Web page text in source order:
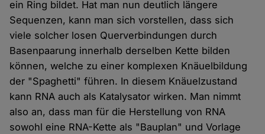
ein Ring bildet. Hat man nun deutlich längere
Sequenzen, kann man sich vorstellen, dass sich
viele solcher losen Querverbindungen durch
Basenpaarung innerhalb derselben Kette bilden
können, welche zu einer komplexen Knäuelbildung
der "Spaghetti" führen. In diesem Knäuelzustand
kann RNA auch als Katalysator wirken. Man nimmt
also an, dass man für die Herstellung von RNA
sowohl eine RNA-Kette als "Bauplan" und Vorlage